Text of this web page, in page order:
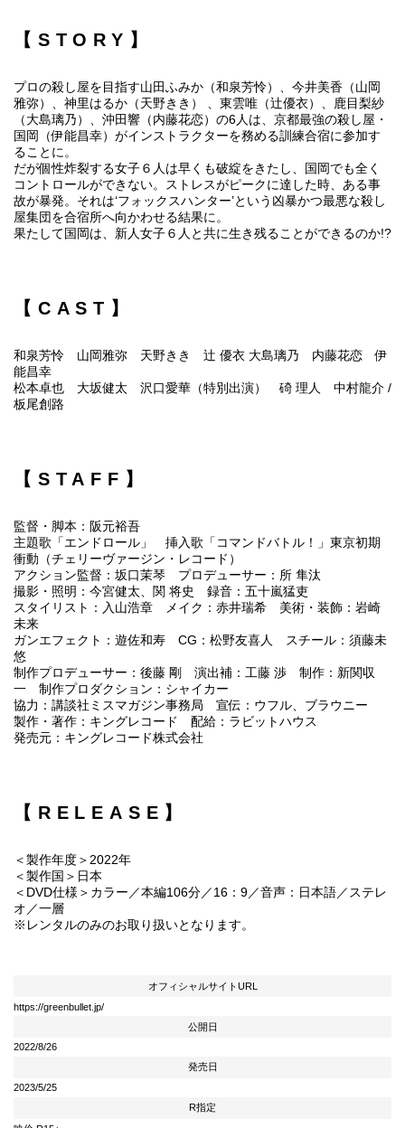
【STORY】
プロの殺し屋を目指す山田ふみか（和泉芳怜）、今井美香（山岡
雅弥）、神里はるか（天野きき） 、東雲唯（辻󠄀優衣）、鹿目梨紗
（大島璃乃）、沖田響（内藤花恋）の6人は、京都最強の殺し屋・
国岡（伊能昌幸）がインストラクターを務める訓練合宿に参加す
ることに。
だが個性炸裂する女子６人は早くも破綻をきたし、国岡でも全く
コントロールができない。ストレスがピークに達した時、ある事
故が暴発。それは‘フォックスハンター’という凶暴かつ最悪な殺し
屋集団を合宿所へ向かわせる結果に。
果たして国岡は、新人女子６人と共に生き残ることができるのか!?
【CAST】
和泉芳怜 山岡雅弥 天野きき 辻󠄀 優衣 大島璃乃 内藤花恋 伊
能昌幸
松本卓也 大坂健太 沢口愛華（特別出演） 碕 理人 中村龍介 /
板尾創路
【STAFF】
監督・脚本：阪元裕吾
主題歌「エンドロール」 挿入歌「コマンドバトル！」東京初期
衝動（チェリーヴァージン・レコード）
アクション監督：坂口茉琴 プロデューサー：所 隼汰
撮影・照明：今宮健太、関 将史 録音：五十嵐猛吏
スタイリスト：入山浩章 メイク：赤井瑞希 美術・装飾：岩崎
未来
ガンエフェクト：遊佐和寿 CG：松野友喜人 スチール：須藤未
悠
制作プロデューサー：後藤 剛 演出補：工藤 渉 制作：新関収
一 制作プロダクション：シャイカー
協力：講談社ミスマガジン事務局 宣伝：ウフル、ブラウニー
製作・著作：キングレコード 配給：ラビットハウス
発売元：キングレコード株式会社
【RELEASE】
＜製作年度＞2022年
＜製作国＞日本
＜DVD仕様＞カラー／本編106分／16：9／音声：日本語／ステレ
オ／一層
※レンタルのみのお取り扱いとなります。
オフィシャルサイトURL
https://greenbullet.jp/
公開日
2022/8/26
発売日
2023/5/25
R指定